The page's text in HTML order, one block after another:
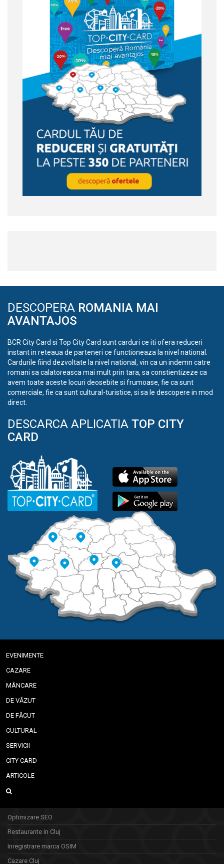
DESCOPERA ROMANIA MAI
AVANTAJOS
BCR City Card si Top City Card sunt carduri ce iti ofera reduceri
instant in reteaua de parteneri ce functioneaza la nivel national.
Cardurile fiind dezvoltate la nivel national, vin ca un indemn catre
romani sa calatoreasca mai mult prin tara, sa constientizeze ca
avem toate aceste locuri deosebite si frumoase, fie ca sunt
comerciale, fie ca sunt cultural-turistice, si sa le descopere in mod
direct.
DESCARCA APLICATIA TOP CITY
CARD
EVENIMENTE
CAZARE
MÂNCARE
DE VĂZUT
DE FĂCUT
CULTURAL
SERVICII
CITY CARD
ARTICOLE
Optimizare SEO
Restaurante in Cluj
Inregistrare marca OSIM
Cazare Cluj